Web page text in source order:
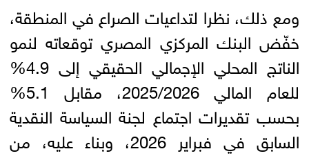
ومع ذلك، نظرا لتداعيات الصراع في المنطقة،
خفّض البنك المركزي المصري توقعاته لنمو
الناتج المحلي الإجمالي الحقيقي إلى 4.9%
للعام المالي 2025/2026، مقابل 5.1%
بحسب تقديرات اجتماع لجنة السياسة النقدية
السابق في فبراير 2026، وبناء عليه، من